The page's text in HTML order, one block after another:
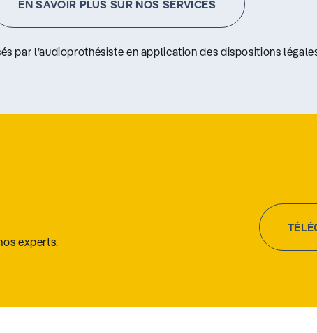
EN SAVOIR PLUS SUR NOS SERVICES
par l’audioprothésiste en application des dispositions
experts.